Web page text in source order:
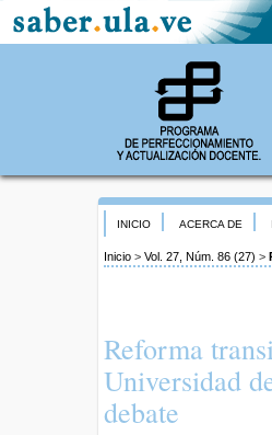
INICIO ACERCA DE
Inicio > Vol. 27, Núm. 86 (27) >
Reforma
Universidad
debate